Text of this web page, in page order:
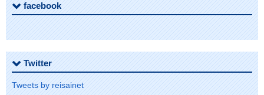
facebook
Twitter
Tweets by reisainet